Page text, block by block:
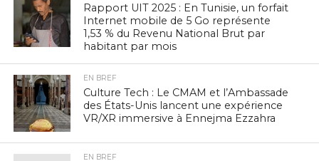
Rapport UIT 2025 : En Tunisie, un forfait
Internet mobile de 5 Go représente
1,53 % du Revenu National Brut par
habitant par mois
EN BREF
Culture Tech : Le CMAM et l’Ambassade
des États-Unis lancent une expérience
VR/XR immersive à Ennejma Ezzahra
EN BREF